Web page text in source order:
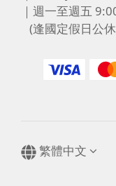
｜週一至週五
(逢國定假日公
繁體中文